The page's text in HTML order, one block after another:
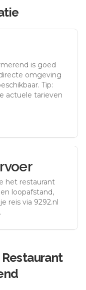
is goed
omgeving
Tip:
actuele tarieven
het restaurant
loopafstand,
reis via 9292.nl
Restaurant